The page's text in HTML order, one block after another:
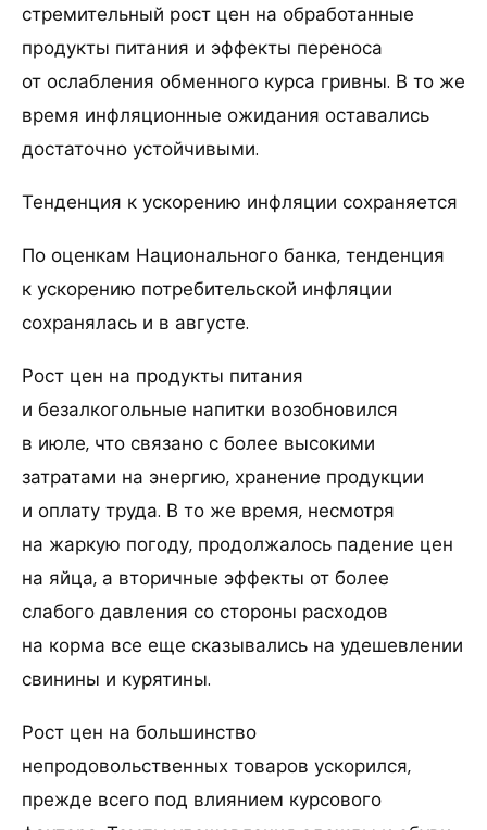
стремительный рост цен на обработанные
продукты питания и эффекты переноса
от ослабления обменного курса гривны. В то же
время инфляционные ожидания оставались
достаточно устойчивыми.
Тенденция к ускорению инфляции сохраняется
По оценкам Национального банка, тенденция
к ускорению потребительской инфляции
сохранялась и в августе.
Рост цен на продукты питания
и безалкогольные напитки возобновился
в июле, что связано с более высокими
затратами на энергию, хранение продукции
и оплату труда. В то же время, несмотря
на жаркую погоду, продолжалось падение цен
на яйца, а вторичные эффекты от более
слабого давления со стороны расходов
на корма все еще сказывались на удешевлении
свинины и курятины.
Рост цен на большинство
непродовольственных товаров ускорился,
прежде всего под влиянием курсового